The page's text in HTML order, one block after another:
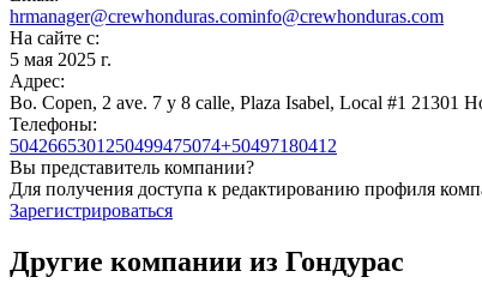
hrmanager@crewhonduras.cominfo@crewhonduras.com
На сайте с:
5 мая 2025 г.
Адрес:
Bo. Copen, 2 ave. 7 y 8 calle, Plaza Isabel, Local #1 21301
Телефоны:
5042665301250499475074+50497180412
Вы представитель компании?
Для получения доступа к редактированию профиля
Зарегистрироваться
Другие компании из Гондурас